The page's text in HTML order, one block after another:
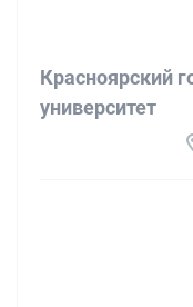
Красноярский
университет